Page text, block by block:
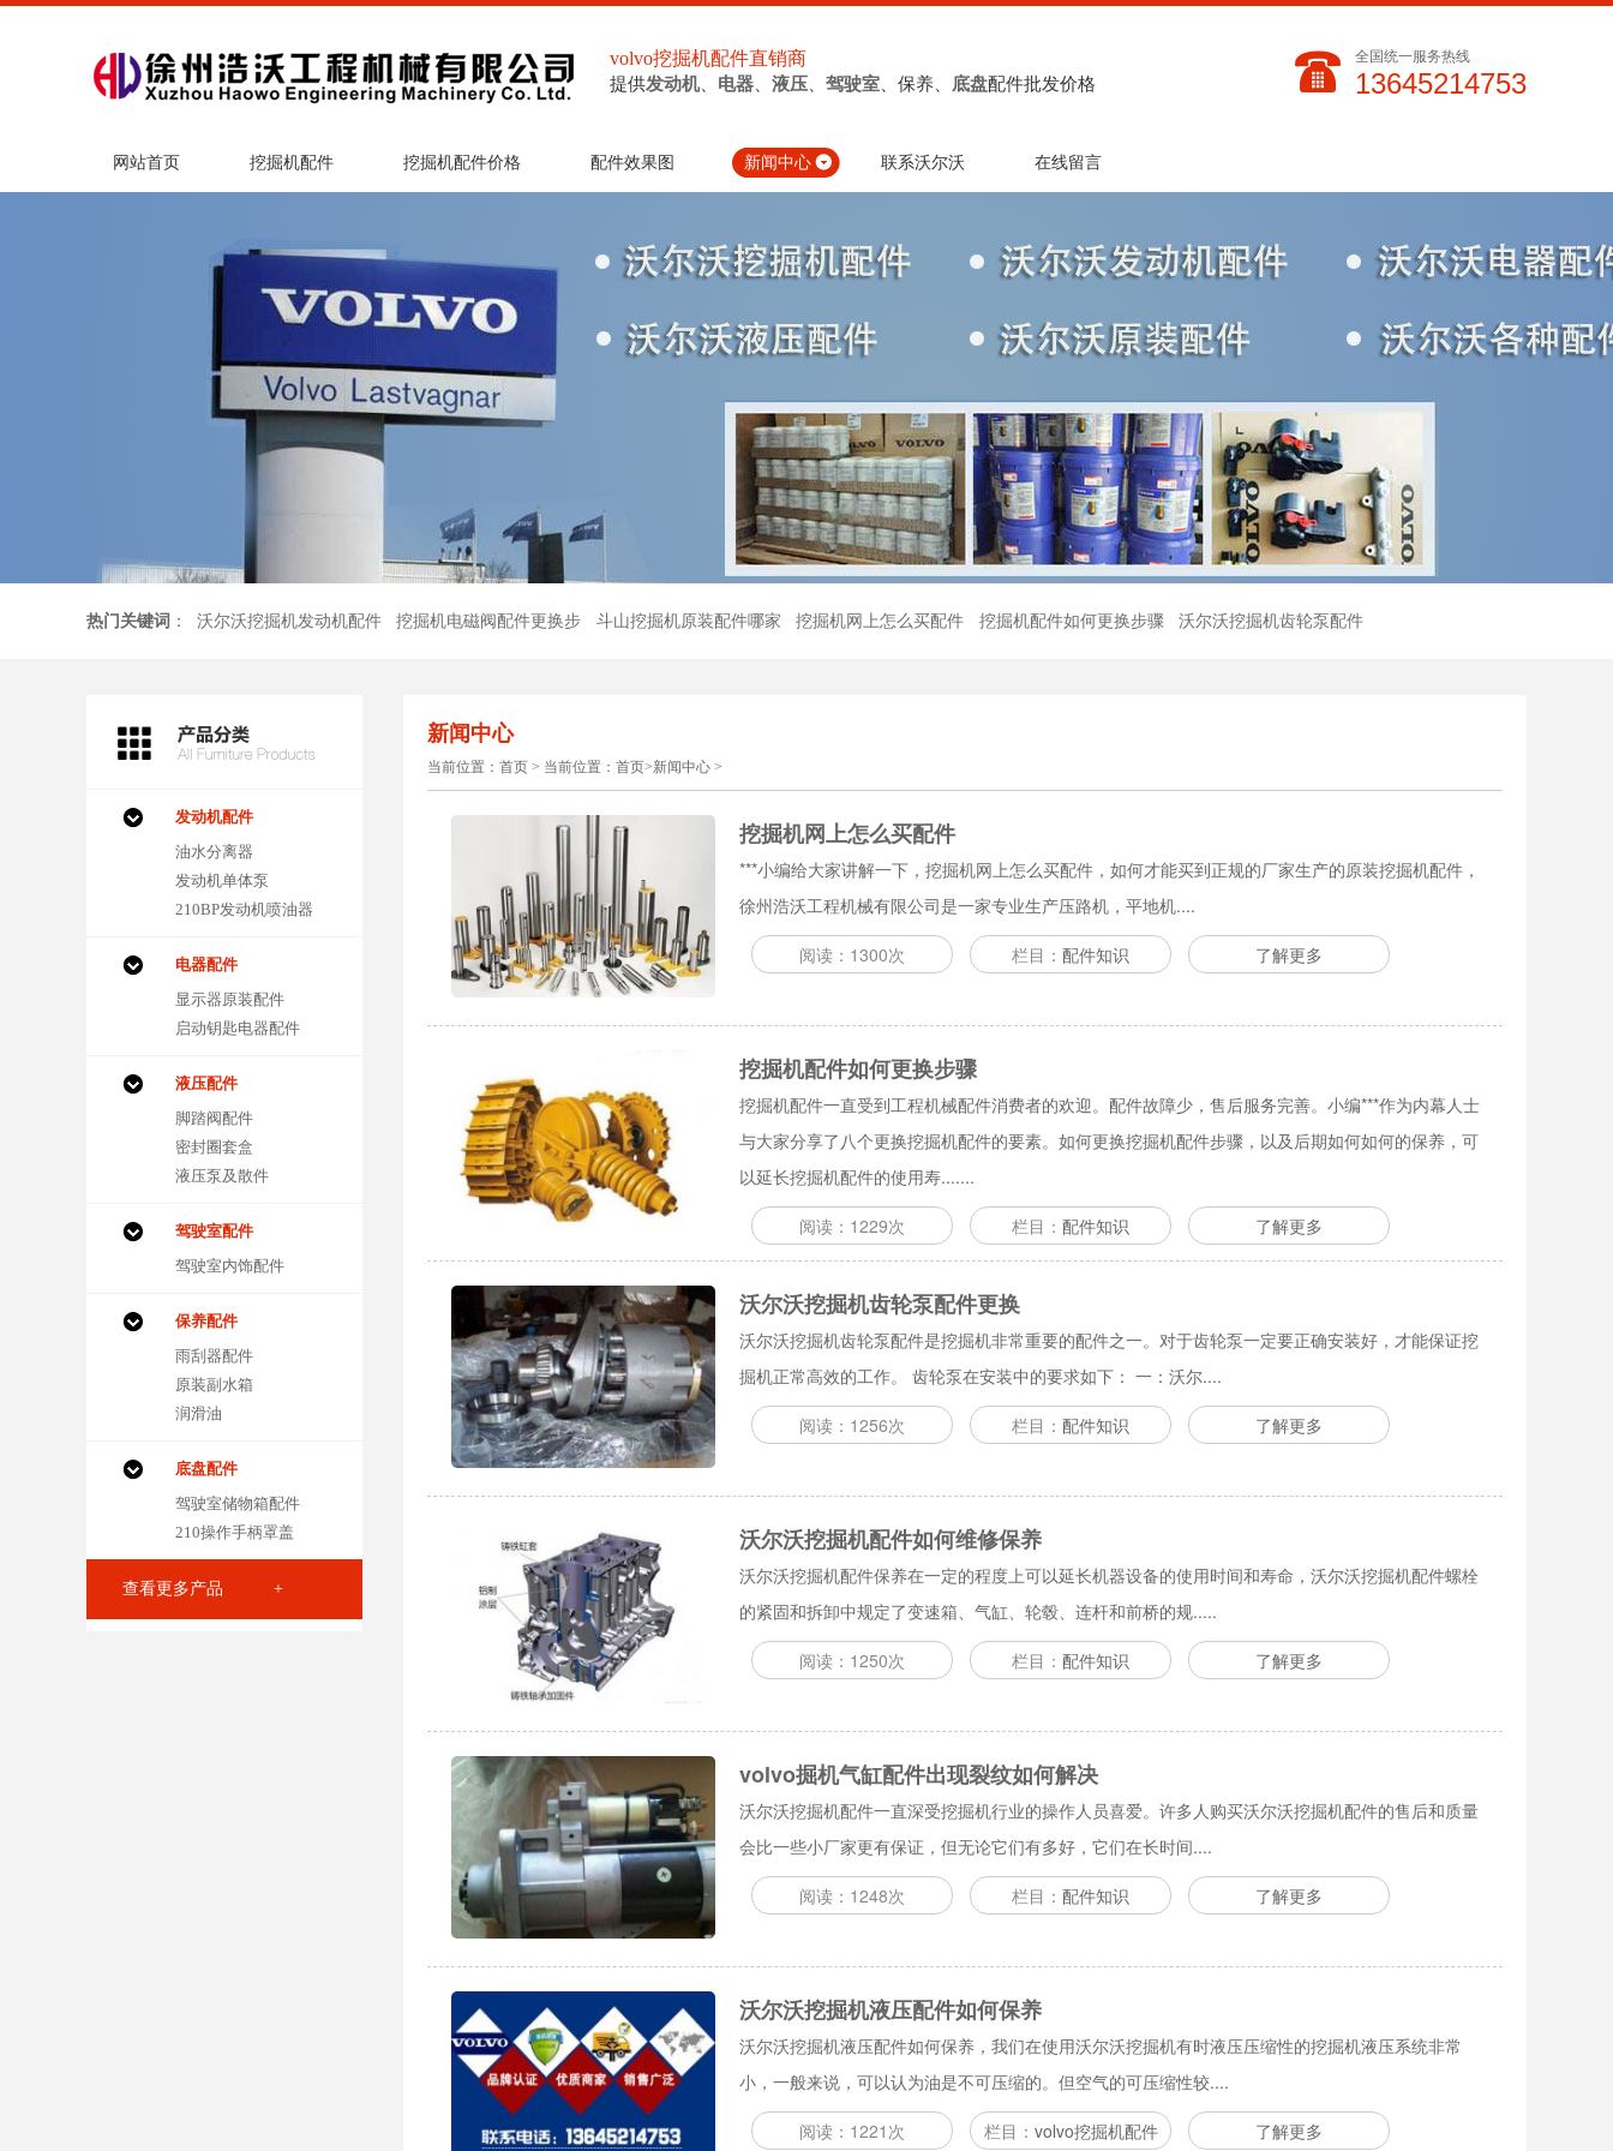
volvo挖掘机配件直销商
提供发动机、 电器 液压 驾驶室 、保养、 底盘配件批发价格
全国统一服务热线
13645214753
网站首页 挖掘机配件 挖掘机配件价格 配件效果图 新闻中心 联系沃尔沃 在线留言
热门关键词 ： 沃尔沃挖掘机发动机配件 挖掘机电磁阀配件更换步 斗山挖掘机原装配件哪家 挖掘机网上怎么买配件 挖掘机配件如何更换步骤 沃尔沃挖掘机齿轮泵配件
发动机配件
油水分离器
发动机单体泵
210BP发动机喷油器
电器配件
显示器原装配件
启动钥匙电器配件
液压配件
脚踏阀配件
密封圈套盒
液压泵及散件
驾驶室配件
驾驶室内饰配件
保养配件
雨刮器配件
原装副水箱
润滑油
底盘配件
驾驶室储物箱配件
210操作手柄罩盖
查看更多产品 +
新闻中心
当前位置： 首页 > 当前位置： 首页>新闻中心 >
挖掘机网上怎么买配件
***小编给大家讲解一下，挖掘机网上怎么买配件，如何才能买到正规的厂家生产的原装挖掘机配件，
徐州浩沃工程机械有限公司是一家专业生产压路机，平地机....
阅读：1300次 栏目： 配件知识 了解更多
挖掘机配件如何更换步骤
挖掘机配件一直受到工程机械配件消费者的欢迎。配件故障少，售后服务完善。小编***作为内幕人士
与大家分享了八个更换挖掘机配件的要素。如何更换挖掘机配件步骤，以及后期如何如何的保养，可
以延长挖掘机配件的使用寿.......
阅读：1229次 栏目： 配件知识 了解更多
沃尔沃挖掘机齿轮泵配件更换
沃尔沃挖掘机齿轮泵配件是挖掘机非常重要的配件之一。对于齿轮泵一定要正确安装好，才能保证挖
掘机正常高效的工作。 齿轮泵在安装中的要求如下： 一：沃尔....
阅读：1256次 栏目： 配件知识 了解更多
沃尔沃挖掘机配件如何维修保养
沃尔沃挖掘机配件保养在一定的程度上可以延长机器设备的使用时间和寿命，沃尔沃挖掘机配件螺栓
的紧固和拆卸中规定了变速箱、气缸、轮毂、连杆和前桥的规.....
阅读：1250次 栏目： 配件知识 了解更多
volvo掘机气缸配件出现裂纹如何解决
沃尔沃挖掘机配件一直深受挖掘机行业的操作人员喜爱。许多人购买沃尔沃挖掘机配件的售后和质量
会比一些小厂家更有保证，但无论它们有多好，它们在长时间....
阅读：1248次 栏目： 配件知识 了解更多
沃尔沃挖掘机液压配件如何保养
沃尔沃挖掘机液压配件如何保养，我们在使用沃尔沃挖掘机有时液压压缩性的挖掘机液压系统非常
小，一般来说，可以认为油是不可压缩的。但空气的可压缩性较....
阅读：1221次 栏目： volvo挖掘机配件 了解更多